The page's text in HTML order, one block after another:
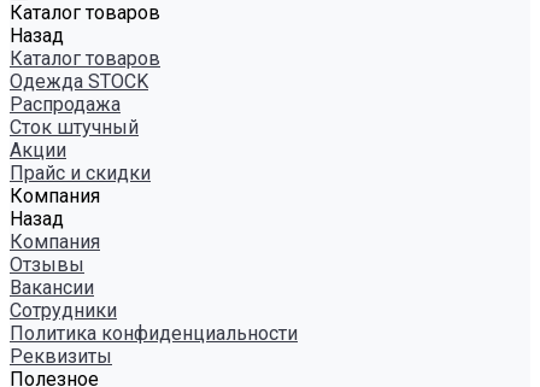
Каталог товаров
Назад
Каталог товаров
Одежда STOCK
Распродажа
Сток штучный
Акции
Прайс и скидки
Компания
Назад
Компания
Отзывы
Вакансии
Сотрудники
Политика конфиденциальности
Реквизиты
Полезное